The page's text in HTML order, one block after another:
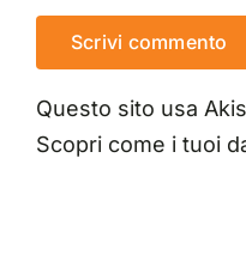
Questo sito usa
Scopri come i tuoi